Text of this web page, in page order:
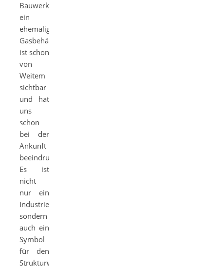
Bauwerk,
ein
ehemaliger
Gasbehälter,
ist schon
von
Weitem
sichtbar
und hat
uns
schon
bei der
Ankunft
beeindruckt.
Es ist
nicht
nur ein
Industriedenkmal,
sondern
auch ein
Symbol
für den
Strukturwandel